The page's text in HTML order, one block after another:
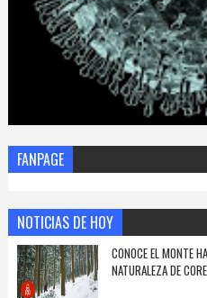
FANPAGE
NOTICIAS DE HOY
CONOCE EL MONTE
NATURALEZA DE